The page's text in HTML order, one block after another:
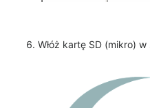
Włóż kartę SD (mikro)